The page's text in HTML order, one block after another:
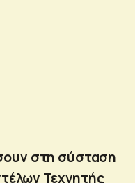
στη σύσταση
Τεχνητής